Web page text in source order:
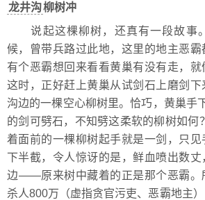
龙井沟柳树冲
说起这棵柳树，还真有一段故事
候，曾带兵路过此地，这里的地主恶霸
有个恶霸想回来看看黄巢有没有走，就
这时，正好赶上黄巢从试剑石上磨剑
沟边的一棵空心柳树里。恰巧，黄巢手
的剑可劈石，不知劈这柔软的柳树如何
着面前的一棵柳树起手就是一剑，只
下半截，令人惊讶的是，鲜血喷出数
边——原来树中藏着的正是那个恶霸。
杀人800万（虚指贪官污吏、恶霸地主